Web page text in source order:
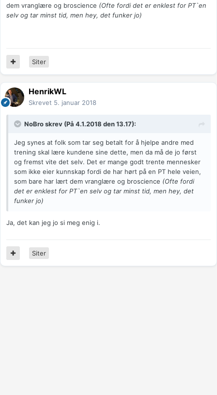
dem vranglære og broscience (Ofte fordi det er enklest for PT`en
selv og tar minst tid, men hey, det funker jo)
Siter
HenrikWL
Skrevet 5. januar 2018
NoBroskrev (På 4.1.2018 den 13.17):
Jeg synes at folk som tar seg betalt for å hjelpe andre med
trening skal lære kundene sine dette, men da må de jo først
og fremst vite det selv. Det er mange godt trente mennesker
som ikke eier kunnskap fordi de har hørt på en PT hele veien,
som bare har lært dem vranglære og broscience (Ofte fordi
det er enklest for PT`en selv og tar minst tid, men hey, det
funker jo)
Ja, det kan jeg jo si meg enig i.
Siter